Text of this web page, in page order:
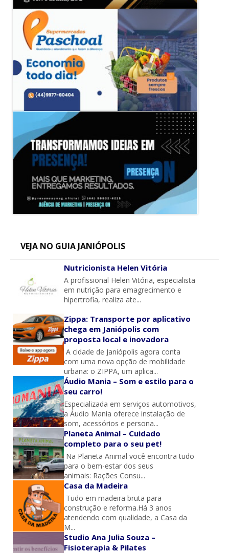
VEJA NO GUIA JANIÓPOLIS
Nutricionista Helen Vitória
A profissional Helen Vitória, especialista
em nutrição para emagrecimento e
hipertrofia, realiza ate...
Zippa: Transporte por aplicativo
chega em Janiópolis com
proposta local e inovadora
A cidade de Janiópolis agora conta
com uma nova opção de mobilidade
urbana: o ZIPPA, um aplica...
Áudio Mania – Som e estilo para o
seu carro!
Especializada em serviços automotivos,
a Áudio Mania oferece instalação de
som, acessórios e persona...
Planeta Animal – Cuidado
completo para o seu pet!
Na Planeta Animal você encontra tudo
para o bem-estar dos seus
animais: Rações Consu...
Casa da Madeira
Tudo em madeira bruta para
construção e reforma.Há 3 anos
atendendo com qualidade, a Casa da
M...
Studio Ana Julia Souza –
Fisioterapia & Pilates